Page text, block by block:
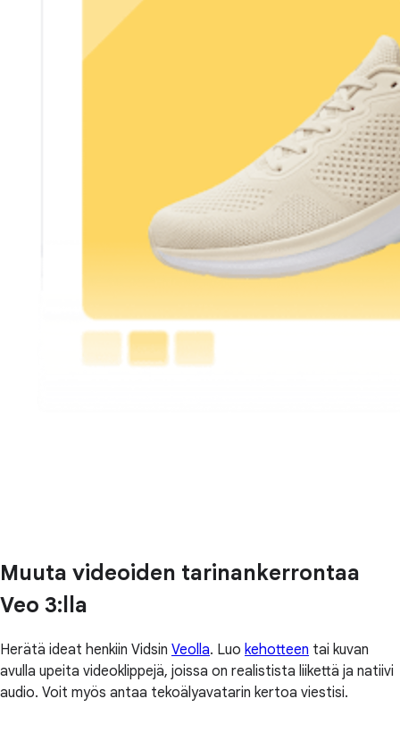
Muuta videoiden tarinankerrontaa
Veo 3:lla
Herätä ideat henkiin Vidsin Veolla. Luo kehotteen tai kuvan
avulla upeita videoklippejä, joissa on realistista liikettä ja natiivi
audio. Voit myös antaa tekoälyavatarin kertoa viestisi.